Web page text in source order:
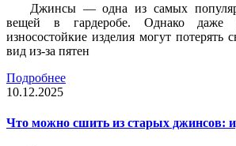
Джинсы — одна из самых
вещей в гардеробе. Однако даже
износостойкие изделия могут потерять
вид из-за пятен
Подробнее
10.12.2025
Что можно сшить из старых джинсов: